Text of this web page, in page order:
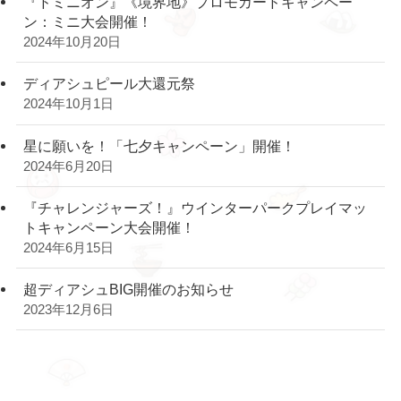
ン：ミニ大会開催！
2024年10月20日
ディアシュピール大還元祭
2024年10月1日
星に願いを！「七夕キャンペーン」開催！
2024年6月20日
『チャレンジャーズ！』ウインターパークプレイマッ
トキャンペーン大会開催！
2024年6月15日
超ディアシュBIG開催のお知らせ
2023年12月6日